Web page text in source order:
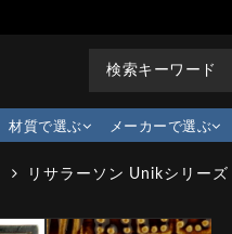
材質で選ぶ メーカーで選ぶ
リサラーソン Unikシリー